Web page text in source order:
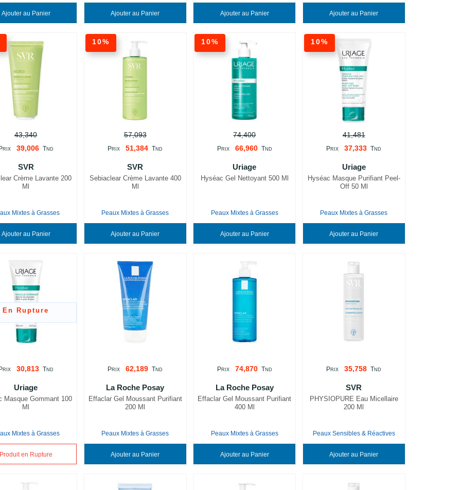
Ajouter au Panier Ajouter au Panier Ajouter au Panier Ajouter au Panier
43,340
PRIX 39,006 TND
SVR
Crème Lavante 200
Ml
Mixtes à Grasses
Ajouter au Panier
10%
57,093
PRIX 51,384 TND
SVR
Sebiaclear Crème Lavante 400
Ml
Peaux Mixtes à Grasses
Ajouter au Panier
10%
74,400
PRIX 66,960 TND
Uriage
Hyséac Gel Nettoyant 500 Ml
Peaux Mixtes à Grasses
Ajouter au Panier
10%
41,481
PRIX 37,333 TND
Uriage
Hyséac Masque Purifiant Peel-
Off 50 Ml
Peaux Mixtes à Grasses
Ajouter au Panier
En Rupture
PRIX 30,813 TND
Uriage
Masque Gommant 100
Ml
Mixtes à Grasses
Produit en Rupture
PRIX 62,189 TND
La Roche Posay
Effaclar Gel Moussant Purifiant
200 Ml
Peaux Mixtes à Grasses
Ajouter au Panier
PRIX 74,870 TND
La Roche Posay
Effaclar Gel Moussant Purifiant
400 Ml
Peaux Mixtes à Grasses
Ajouter au Panier
PRIX 35,758 TND
SVR
PHYSIOPURE Eau Micellaire
200 Ml
Peaux Sensibles & Réactives
Ajouter au Panier